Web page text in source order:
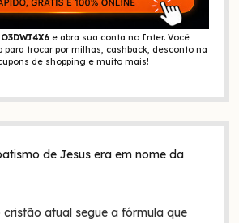
O3DWJ4X6 e abra sua conta no Inter. Você
para trocar por milhas, cashback, desconto na
de shopping e muito mais!
de Jesus era em nome da
atual segue a fórmula que